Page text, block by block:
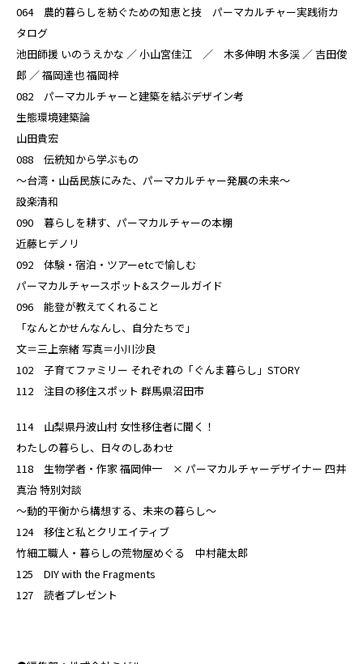
064 農的暮らしを紡ぐための知恵と技 パーマカルチャー実践術カ
タログ
池田師援 いのうえかな ／ 小山宮佳江 ／ 木多伸明 木多渓 ／ 吉田俊
郎 ／ 福岡達也 福岡梓
082 パーマカルチャーと建築を結ぶデザイン考
生態環境建築論
山田貴宏
088 伝統知から学ぶもの
～台湾・山岳民族にみた、パーマカルチャー発展の未来～
設楽清和
090 暮らしを耕す、パーマカルチャーの本棚
近藤ヒデノリ
092 体験・宿泊・ツアーetcで愉しむ
パーマカルチャースポット&スクールガイド
096 能登が教えてくれること
「なんとかせんなんし、自分たちで」
文＝三上奈緒 写真＝小川沙良
102 子育てファミリー それぞれの「ぐんま暮らし」STORY
112 注目の移住スポット 群馬県沼田市
114 山梨県丹波山村 女性移住者に聞く！
わたしの暮らし、日々のしあわせ
118 生物学者・作家 福岡伸一 × パーマカルチャーデザイナー 四井
真治 特別対談
〜動的平衡から構想する、未来の暮らし〜
124 移住と私とクリエイティブ
竹細工職人・暮らしの荒物屋めぐる 中村龍太郎
125 DIY with the Fragments
127 読者プレゼント